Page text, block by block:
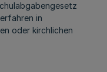
in
oder kirchlichen